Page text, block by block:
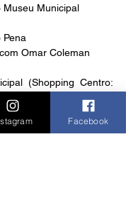
Museu Municipal
Pena
Omar Coleman
(Shopping Centro:
Centro)
Facebook